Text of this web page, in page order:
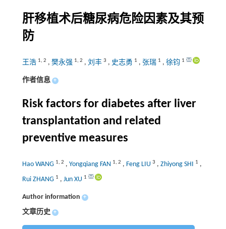
肝移植术后糖尿病危险因素及其预
防
王浩 1, 2 , 樊永强 1, 2 , 刘丰 3 , 史志勇 1 , 张瑞 1 , 徐钧 1
作者信息 +
Risk factors for diabetes after liver
transplantation and related
preventive measures
Hao WANG 1, 2 , Yongqiang FAN 1, 2 , Feng LIU 3 , Zhiyong SHI 1 ,
Rui ZHANG 1 , Jun XU 1
Author information +
文章历史 +